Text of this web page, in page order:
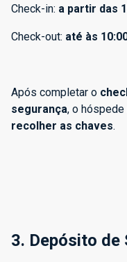
Check-in: a partir das
Check-out: até às
Após completar o
segurança, o
recolher as chaves.
3. Depósito de